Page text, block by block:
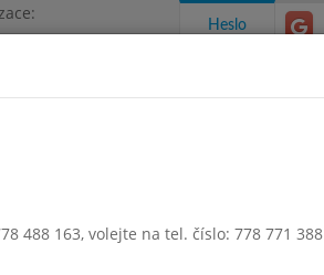
Heslo
488 163, volejte na tel. číslo: 778 771 388